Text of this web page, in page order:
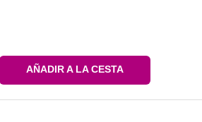
AÑADIR A LA CESTA